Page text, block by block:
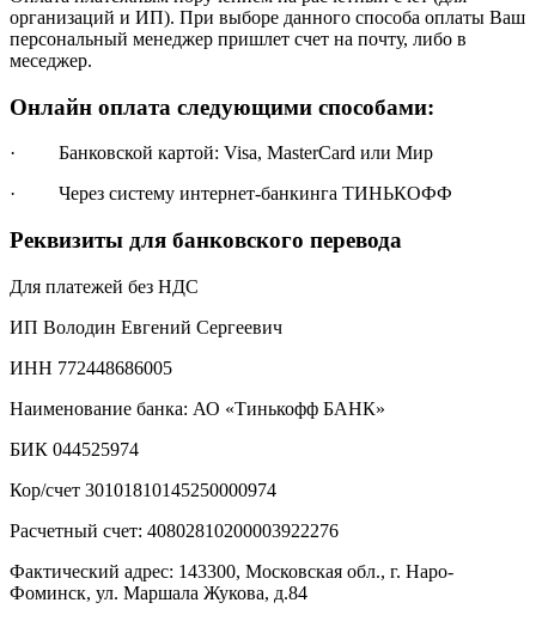
организаций и ИП). При выборе данного способа оплаты Ваш
персональный менеджер пришлет счет на почту, либо в
меседжер.
Онлайн оплата следующими способами:
· Банковской картой: Visa, MasterCard или Мир
· Через систему интернет-банкинга ТИНЬКОФФ
Реквизиты для банковского перевода
Для платежей без НДС
ИП Володин Евгений Сергеевич
ИНН 772448686005
Наименование банка: АО «Тинькофф БАНК»
БИК 044525974
Кор/счет 30101810145250000974
Расчетный счет: 40802810200003922276
Фактический адрес: 143300, Московская обл., г. Наро-
Фоминск, ул. Маршала Жукова, д.84